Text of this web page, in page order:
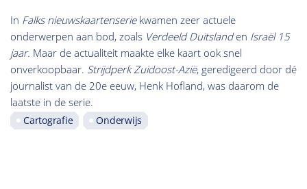
In Falks nieuwskaartenseriekwamen zeer actuele
onderwerpen aan bod, zoals Verdeeld Duitslanden Israël 15
jaar. Maar de actualiteit maakte elke kaart ook snel
onverkoopbaar. Strijdperk Zuidoost-Azië, geredigeerd door dé
journalist van de 20e eeuw, Henk Hofland, was daarom de
laatste in de serie.
Cartografie Onderwijs